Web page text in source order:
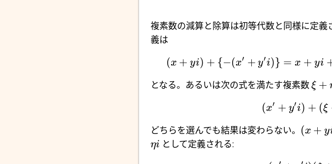
複素数の減算と除算は初等代数と同様に定義
義は
(x + yi) + {−(x′ + y′i)} = x + yi
となる。あるいは次の式を満たす複素数ξ +
(x′ + y′i) + (ξ
どちらを選んでも結果は変わらない。 (x + y
ηi として定義される: